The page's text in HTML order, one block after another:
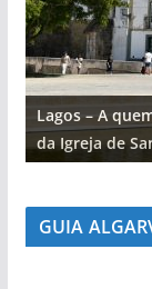
Lagos – A
da Igreja de
GUIA